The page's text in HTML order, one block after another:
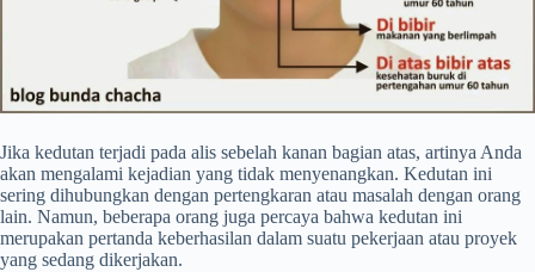
Jika kedutan terjadi pada alis sebelah kanan bagian atas, artinya Anda
akan mengalami kejadian yang tidak menyenangkan. Kedutan ini
sering dihubungkan dengan pertengkaran atau masalah dengan orang
lain. Namun, beberapa orang juga percaya bahwa kedutan ini
merupakan pertanda keberhasilan dalam suatu pekerjaan atau proyek
yang sedang dikerjakan.